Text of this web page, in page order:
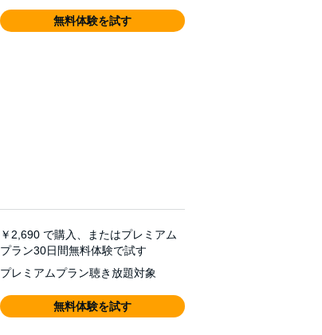
無料体験を試す
￥2,690 で購入、またはプレミアム
プラン30日間無料体験で試す
プレミアムプラン聴き放題対象
無料体験を試す